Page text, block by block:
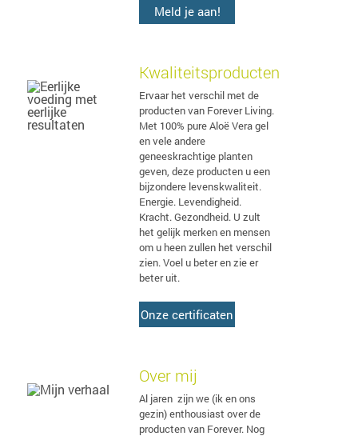
Meld je aan!
Kwaliteitsproducten
Ervaar het verschil met de
producten van Forever Living.
Met 100% pure Aloë Vera gel
en vele andere
geneeskrachtige planten
geven, deze producten u een
bijzondere levenskwaliteit.
Energie. Levendigheid.
Kracht. Gezondheid. U zult
het gelijk merken en mensen
om u heen zullen het verschil
zien. Voel u beter en zie er
beter uit.
Onze certificaten
Over mij
Al jaren zijn we (ik en ons
gezin) enthousiast over de
producten van Forever. Nog